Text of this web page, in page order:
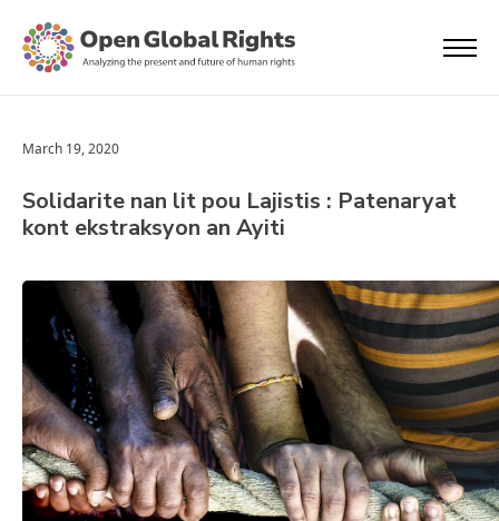
March 19, 2020
Solidarite nan lit pou Lajistis : Patenaryat
kont ekstraksyon an Ayiti